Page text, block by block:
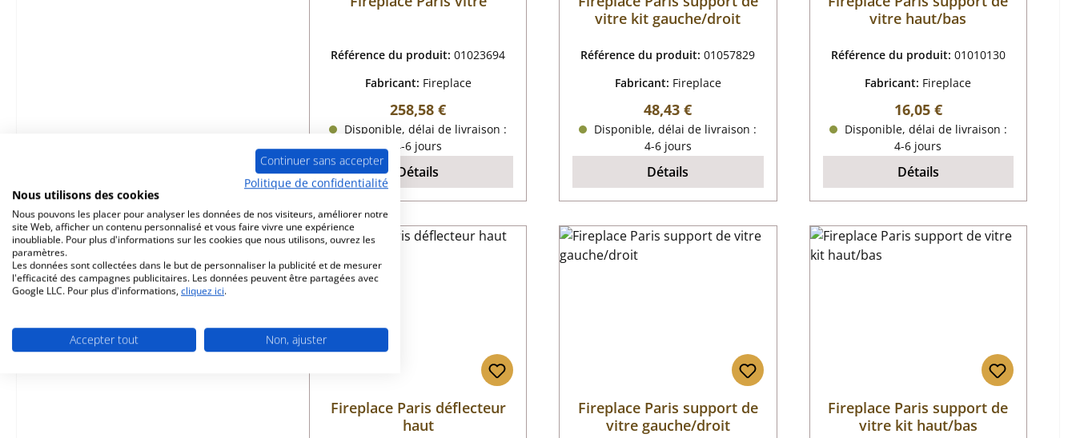
Référence du produit:01023694
Fabricant: Fireplace
Prix régulier :
258,58 €
Disponible, délai de livraison :
4-6 jours
Détails
vitre kit gauche/droit
Référence du produit:01057829
Fabricant: Fireplace
Prix régulier :
48,43 €
Disponible, délai de livraison :
4-6 jours
Détails
vitre haut/bas
Référence du produit: 01010130
Fabricant: Fireplace
Prix régulier :
16,05 €
Disponible, délai de livraison :
4-6 jours
Détails
Fireplace Paris déflecteur
haut
Fireplace Paris support de
vitre gauche/droit
Fireplace Paris support de
vitre kit haut/bas
Continuer sans accepter
Politique de confidentialité
Nous utilisons des cookies
Nous pouvons les placer pour analyser les données de nos visiteurs, améliorer notre
site Web, afficher un contenu personnalisé et vous faire vivre une expérience
inoubliable. Pour plus d'informations sur les cookies que nous utilisons, ouvrez les
paramètres.
Les données sont collectées dans le but de personnaliser la publicité et de mesurer
l'efficacité des campagnes publicitaires. Les données peuvent être partagées avec
Google LLC. Pour plus d'informations, cliquez ici.
Accepter tout Non, ajuster